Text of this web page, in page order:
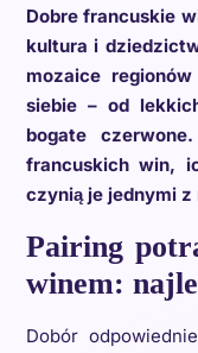
Dobre francuskie
kultura i
mozaice
siebie – od
bogate
francuskich win,
czynią je jednymi z
Pairing
winem:
Dobór